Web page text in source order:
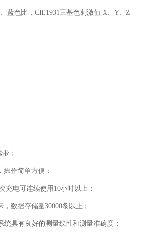
蓝色比，CIE1931三基色刺激值 X、Y、Z
；
操作简单方便；
充电可连续使用10小时以上；
数据存储量30000条以上；
统具有良好的测量线性和测量准确度；